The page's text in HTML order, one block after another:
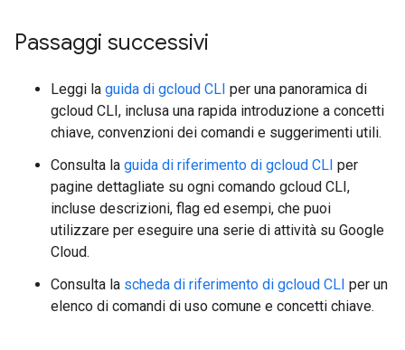
Passaggi successivi
Leggi la guida di gcloud CLI per una panoramica di
gcloud CLI, inclusa una rapida introduzione a concetti
chiave, convenzioni dei comandi e suggerimenti utili.
Consulta la guida di riferimento di gcloud CLI per
pagine dettagliate su ogni comando gcloud CLI,
incluse descrizioni, flag ed esempi, che puoi
utilizzare per eseguire una serie di attività su Google
Cloud.
Consulta la scheda di riferimento di gcloud CLI per un
elenco di comandi di uso comune e concetti chiave.